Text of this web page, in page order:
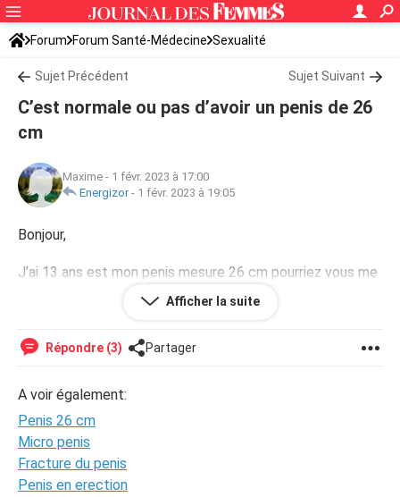
Forum Forum Santé-Médecine Sexualité
Sujet Précédent Sujet Suivant
C’est normale ou pas d’avoir un penis de 26
cm
Maxime - 1 févr. 2023 à 17:00
Energizor- 1 févr. 2023 à 19:05
Bonjour,
J’ai 13 ans est mon penis mesure 26 cm pourriez vous me
dire si c’est normal à mon âge
Afficher la suite
Répondre (3) Partager
A voir également:
Penis 26 cm
Micro penis
Fracture du penis
Penis en erection